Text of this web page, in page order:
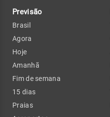
Previsão
Brasil
Agora
Hoje
Amanhã
Fim de semana
15 dias
Praias